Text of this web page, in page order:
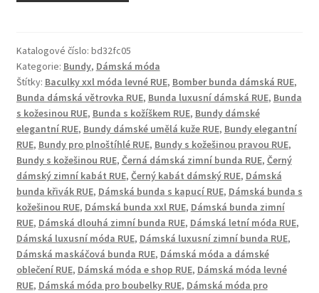
Katalogové číslo: bd32fc05
Kategorie: Bundy, Dámská móda
Štítky: Baculky xxl móda levné RUE, Bomber bunda dámská RUE,
Bunda dámská větrovka RUE, Bunda luxusní dámská RUE, Bunda
s kožesinou RUE, Bunda s kožíškem RUE, Bundy dámské
elegantní RUE, Bundy dámské umělá kuže RUE, Bundy elegantní
RUE, Bundy pro plnoštíhlé RUE, Bundy s kožešinou pravou RUE,
Bundy s kožešinou RUE, Černá dámská zimní bunda RUE, Černý
dámský zimní kabát RUE, Černý kabát dámský RUE, Dámská
bunda křivák RUE, Dámská bunda s kapucí RUE, Dámská bunda s
kožešinou RUE, Dámská bunda xxl RUE, Dámská bunda zimní
RUE, Dámská dlouhá zimní bunda RUE, Dámská letní móda RUE,
Dámská luxusní móda RUE, Dámská luxusní zimní bunda RUE,
Dámská maskáčová bunda RUE, Dámská móda a dámské
oblečení RUE, Dámská móda e shop RUE, Dámská móda levné
RUE, Dámská móda pro boubelky RUE, Dámská móda pro